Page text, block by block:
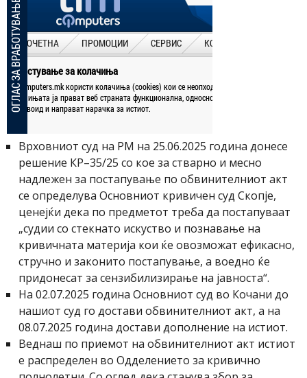
Врховниот суд на РМ на 25.06.2025 година донесе
решение КР–35/25 со кое за стварно и месно
надлежен за постапување по обвинителниот акт
се определува Основниот кривичен суд Скопје,
ценејќи дека по предметот треба да постапуваат
„судии со стекнато искуство и познавање на
кривичната материја кои ќе овозможат ефикасно,
стручно и законито постапување, а воедно ќе
придонесат за сензибилизирање на јавноста“.
На 02.07.2025 година Основниот суд во Кочани до
нашиот суд го достави обвинителниот акт, а на
08.07.2025 година достави дополнение на истиот.
Веднаш по приемот на обвинителниот акт истиот
е распределен во Одделението за кривично